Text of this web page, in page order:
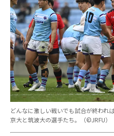
どんなに激しい戦いでも試合が終われ
京大と筑波大の選手たち。（©︎JRFU）